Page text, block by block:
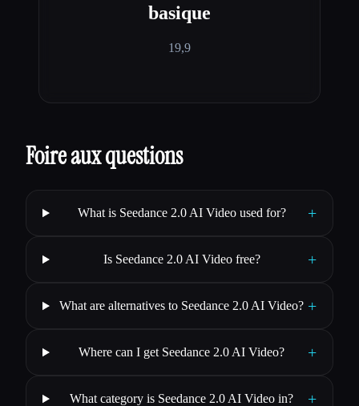
basique
19,9
Foire aux questions
What is Seedance 2.0 AI Video used for? +
Is Seedance 2.0 AI Video free? +
What are alternatives to Seedance 2.0 AI Video? +
Where can I get Seedance 2.0 AI Video? +
What category is Seedance 2.0 AI Video in? +